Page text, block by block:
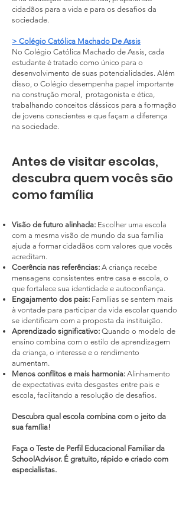
cidadãos para a vida e para os desafios da
sociedade.
> Colégio Católica Machado De Assis
No Colégio Católica Machado de Assis, cada
estudante é tratado como único para o
desenvolvimento de suas potencialidades. Além
disso, o Colégio desempenha papel importante
na construção moral, protagonista e ética,
trabalhando conceitos clássicos para a formação
de jovens conscientes e que façam a diferença
na sociedade.
Antes de visitar escolas,
descubra quem vocês são
como família
​Visão de futuro alinhada: Escolher uma escola
com a mesma visão de mundo da sua família
ajuda a formar cidadãos com valores que vocês
acreditam.
Coerência nas referências: A criança recebe
mensagens consistentes entre casa e escola, o
que fortalece sua identidade e autoconfiança.
Engajamento dos pais: Famílias se sentem mais
à vontade para participar da vida escolar quando
se identificam com a proposta da instituição.
Aprendizado significativo: Quando o modelo de
ensino combina com o estilo de aprendizagem
da criança, o interesse e o rendimento
aumentam.
Menos conflitos e mais harmonia: Alinhamento
de expectativas evita desgastes entre pais e
escola, facilitando a resolução de desafios.
Descubra qual escola combina com o jeito da
sua família!
Faça o Teste de Perfil Educacional Familiar da
SchoolAdvisor. É gratuito, rápido e criado com
especialistas.